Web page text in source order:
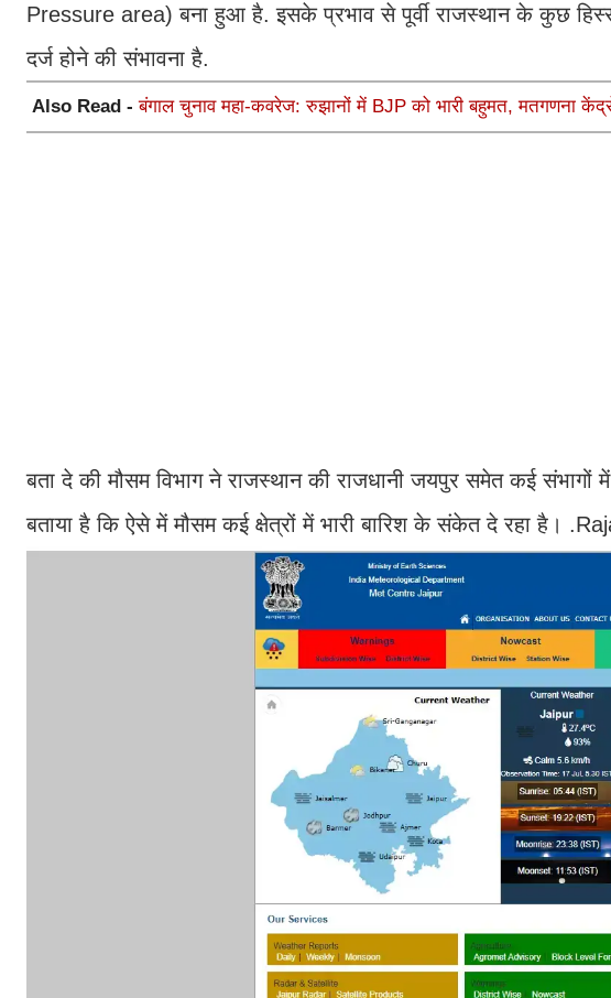
Pressure area) बना हुआ है. इसके प्रभाव से पूर्वी राजस्थान के कुछ
दर्ज होने की संभावना है.
Also Read -बंगाल चुनाव महा-कवरेज: रुझानों में BJP को भारी बहुमत, मतगणना
बता दे की मौसम विभाग ने राजस्थान की राजधानी जयपुर समेत कई संभागों में
बताया है कि ऐसे में मौसम कई क्षेत्रों में भारी बारिश के संकेत दे रहा है।